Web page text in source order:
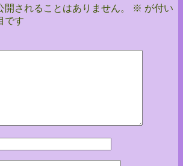
開されることはありません。 ※ が付い
です